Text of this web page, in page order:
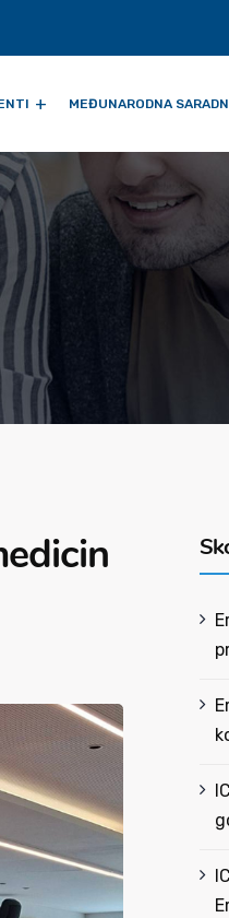
MEĐUNARODNA